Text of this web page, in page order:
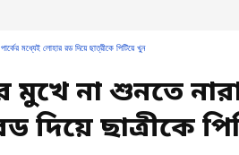
মধ্যেই লোহার রড দিয়ে ছাত্রীকে পিটিয়ে খুন
মুখে না শুনতে
দিয়ে ছাত্রীকে